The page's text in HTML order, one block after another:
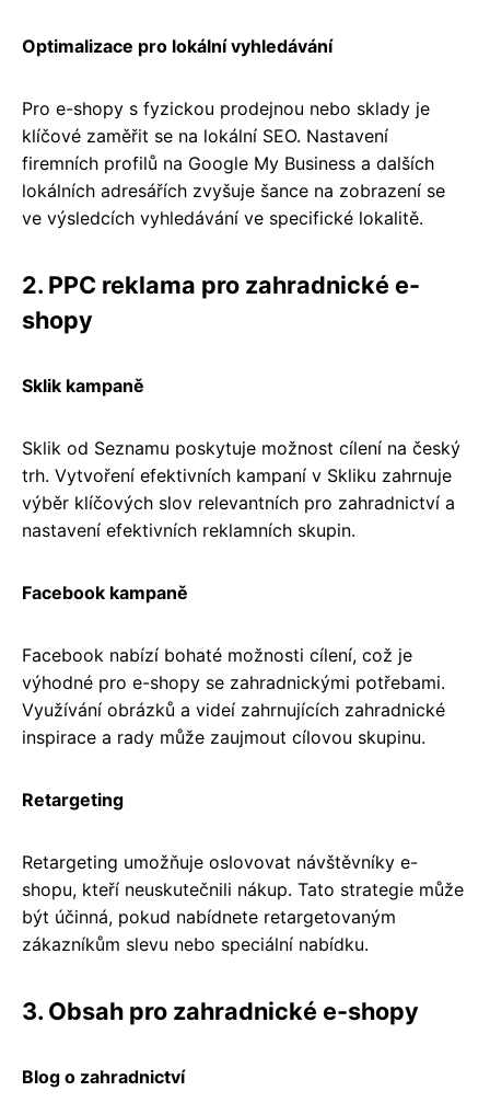
Optimalizace pro lokální vyhledávání
Pro e-shopy s fyzickou prodejnou nebo sklady je
klíčové zaměřit se na lokální SEO. Nastavení
firemních profilů na Google My Business a dalších
lokálních adresářích zvyšuje šance na zobrazení se
ve výsledcích vyhledávání ve specifické lokalitě.
2. PPC reklama pro zahradnické e-
shopy
Sklik kampaně
Sklik od Seznamu poskytuje možnost cílení na český
trh. Vytvoření efektivních kampaní v Skliku zahrnuje
výběr klíčových slov relevantních pro zahradnictví a
nastavení efektivních reklamních skupin.
Facebook kampaně
Facebook nabízí bohaté možnosti cílení, což je
výhodné pro e-shopy se zahradnickými potřebami.
Využívání obrázků a videí zahrnujících zahradnické
inspirace a rady může zaujmout cílovou skupinu.
Retargeting
Retargeting umožňuje oslovovat návštěvníky e-
shopu, kteří neuskutečnili nákup. Tato strategie může
být účinná, pokud nabídnete retargetovaným
zákazníkům slevu nebo speciální nabídku.
3. Obsah pro zahradnické e-shopy
Blog o zahradnictví